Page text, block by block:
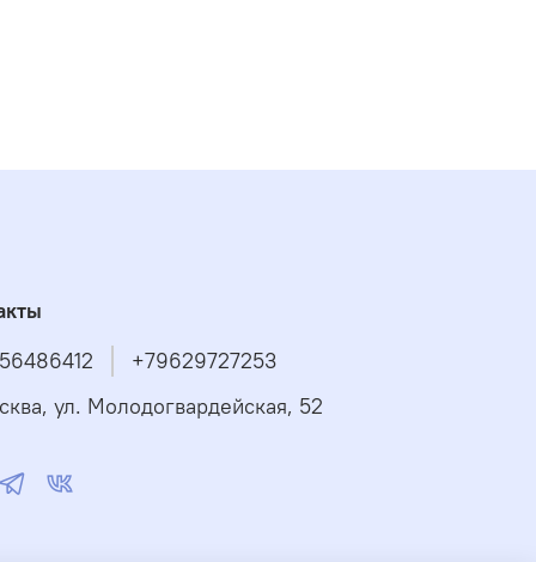
+79629727253
ул. Молодогвардейская, 52